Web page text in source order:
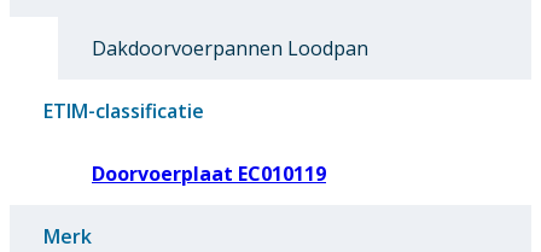
Dakdoorvoerpannen Loodpan
ETIM-classificatie
Doorvoerplaat EC010119
Merk